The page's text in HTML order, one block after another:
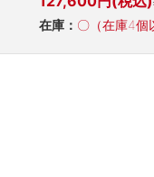
在庫： 〇（在庫4個